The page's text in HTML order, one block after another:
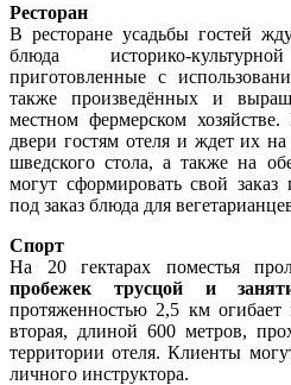
Ресторан
В ресторане усадьбы гостей
блюда историко-
приготовленные с
также произведённых и
местном фермерском хозяйстве.
двери гостям отеля и ждет их
шведского стола, а также на
могут сформировать свой
под заказ блюда для
Спорт
На 20 гектарах поместья
пробежек трусцой и
протяженностью 2,5 км огибает
вторая, длиной 600 метров,
территории отеля. Клиенты
личного инструктора.